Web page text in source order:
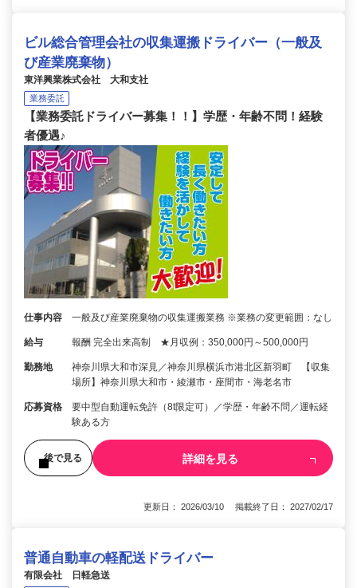
ビル総合管理会社の収集運搬ドライバー（一般及
び産業廃棄物）
東洋興業株式会社 大和支社
業務委託
【業務委託ドライバー募集！！】学歴・年齢不問！経験
者優遇♪
仕事内容 一般及び産業廃棄物の収集運搬業務 ※業務の変更範囲：なし
給与 報酬 完全出来高制 ★月収例：350,000円～500,000円
勤務地
神奈川県大和市深見／神奈川県横浜市港北区新羽町 【収集
場所】神奈川県大和市・綾瀬市・座間市・海老名市
応募資格
要中型自動運転免許（8t限定可）／学歴・年齢不問／運転経
験ある方
後で見る 詳細を見る
更新日： 2026/03/10 掲載終了日： 2027/02/17
普通自動車の軽配送ドライバー
有限会社 日軽急送